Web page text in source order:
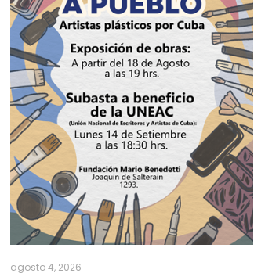
agosto 4, 2026